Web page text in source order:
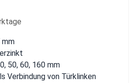
mm
50, 60, 160 mm
Verbindung von Türklinken